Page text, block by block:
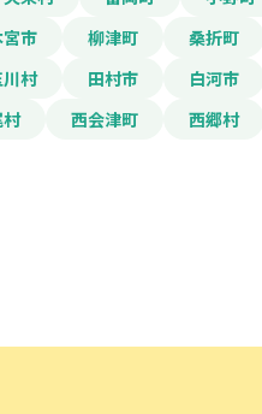
市 柳津町 桑折町
川村 田村市 白河市
西会津町 西郷村